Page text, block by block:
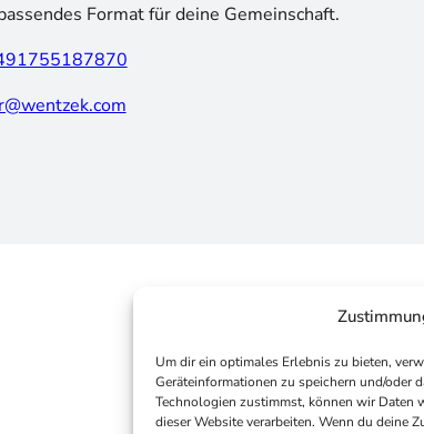
Um dir ein optimales Erlebnis zu bieten,
Geräteinformationen zu speichern und/oder
Technologien zustimmst, können wir Daten
dieser Website verarbeiten. Wenn du deine
Format für deine Gemeinschaft.